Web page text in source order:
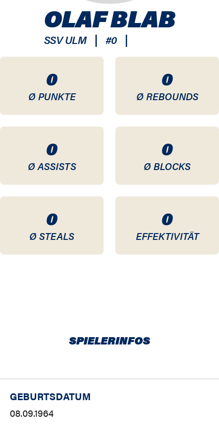
0
Ø PUNKTE
0
Ø REBOUNDS
0
Ø ASSISTS
0
Ø BLOCKS
0
Ø STEALS
0
EFFEKTIVITÄT
OLAF BLAB
SSV ULM | #0 |
SPIELERINFOS
GEBURTSDATUM
08.09.1964